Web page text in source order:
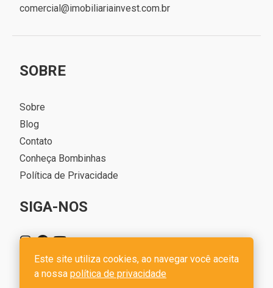
comercial@imobiliariainvest.com.br
SOBRE
Sobre
Blog
Contato
Conheça Bombinhas
Política de Privacidade
SIGA-NOS
Este site utiliza cookies, ao navegar você aceita
a nossa política de privacidade